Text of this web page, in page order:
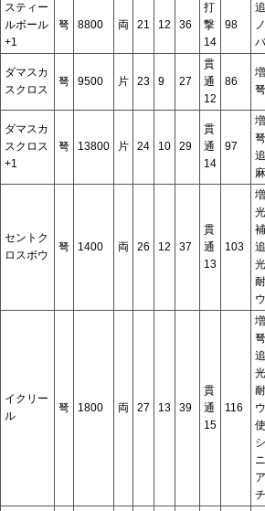
スティー
ルボール
+1
弩 8800 両 21 12 36
打
撃
14
98
ダマスカ
スクロス
弩 9500 片 23 9 27
貫
通
12
86
弩
ダマスカ
スクロス
+1
弩 13800 片 24 10 29
貫
通
14
97
弩
セントク
ロスボウ
弩 1400 両 26 12 37
貫
通
13
103
イクリー
ル
弩 1800 両 27 13 39
貫
通
15
116
弩
チ